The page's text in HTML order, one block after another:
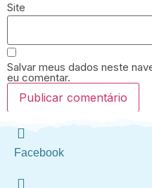
Site
Salvar meus dados neste
eu comentar.
Facebook